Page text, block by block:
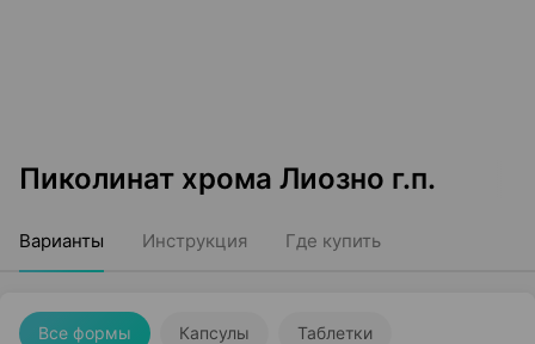
Пиколинат хрома Лиозно г.п.
Варианты Инструкция Где купить
Все формы Капсулы Таблетки